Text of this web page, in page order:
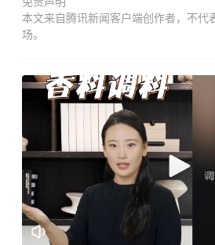
本文来自腾讯新闻客户端创作者，不代
场。